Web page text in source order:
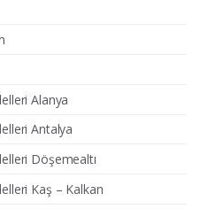
Alanya
Antalya
Döşemealtı
Kaş – Kalkan